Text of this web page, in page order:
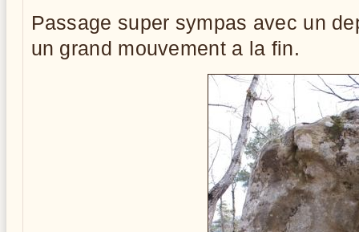
Passage super sympas avec un
un grand mouvement a la fin.